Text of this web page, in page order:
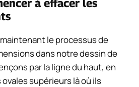
à effacer les
le processus de
dans notre dessin de
par la ligne du haut, en
supérieurs là où ils